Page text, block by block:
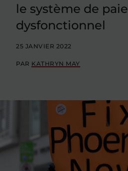
le système de paie
dysfonctionnel
25 JANVIER 2022
PAR KATHRYN MAY